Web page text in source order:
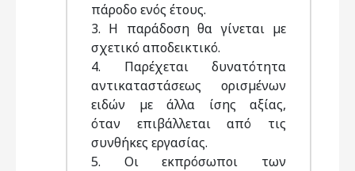
πάροδο ενός έτους.
3. Η παράδοση θα γίνεται µε
σχετικό αποδεικτικό.
4. Παρέχεται δυνατότητα
αντικαταστάσεως ορισµένων
ειδών µε άλλα ίσης αξίας,
όταν επιβάλλεται από τις
συνθήκες εργασίας.
5. Οι εκπρόσωποι των